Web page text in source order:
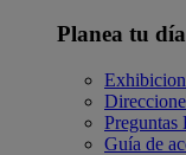
Planea tu día
Preguntas
Guía de